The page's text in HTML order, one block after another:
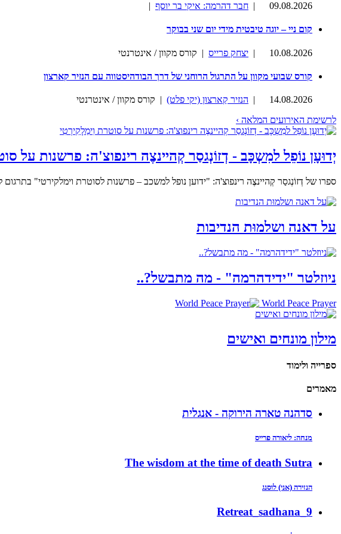
09.08.2026
| חבר דהרמה: איקי בר יוסף |
קום ניי – יוגה טיבטית מידי יום שני בבוקר
10.08.2026
| יצחק פרייס | קורס מקוון / אינטרנטי
קורס שבועי מקוון על התרגול הרוחני של דרך הבודהיסטווה עם הנזיר קארצון
14.08.2026
| הנזיר קַארצוּן (יקי פלט) | קורס מקוון / אינטרנטי
לרשימת האירועים המלאה ›
יְדוּעָן נוֹפֵל למִשְכָּב - דְזוֹנְגסַר קְהיינצֶה רינפוצ'ה: פרשנות על
ספרו של דְזוֹנְגסַר קְהיינצֶה רינפוצ'ה: "ידוען נופל למשכב – פרשנות לסוטרת וימלקירטי"
על דאנה ושלמוּת הנדיבות
ניוזלטר "ידידהרמה" - מה מתבשל?..
World Peace Prayer
מילון מונחים ואישים
ספרייה ולימוד
מאמרים
סדהנה טארה הירוקה - אנגלית
מנחה: ליאורה פרייס
The wisdom at the time of death Sutra
הנזירה (אני) לוסנג
9_Retreat_sadhana